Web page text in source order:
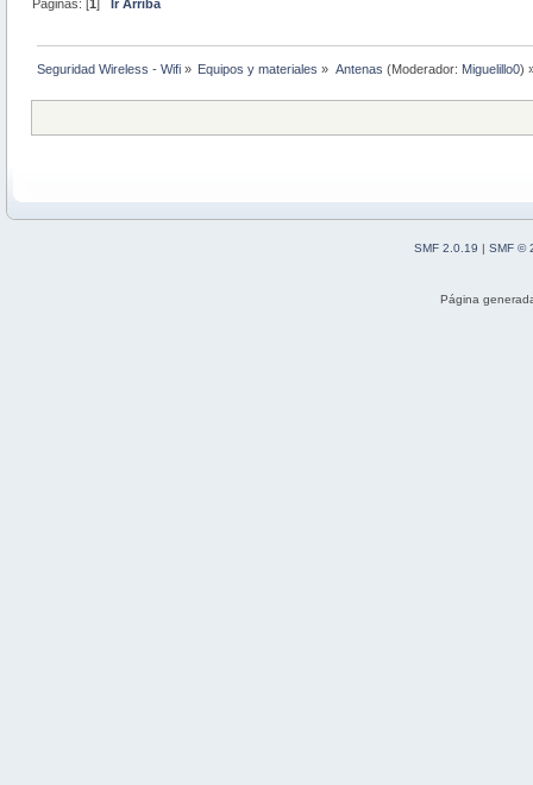
Páginas: [1 Ir Arriba
Seguridad Wireless - Wifi » Equipos y materiales » Antenas (Moderador: Miguelillo0)
SMF 2.0.19 | SMF ©
Página